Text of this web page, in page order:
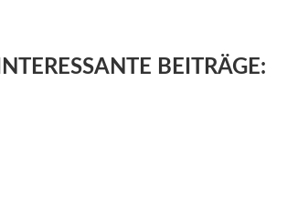
INTERESSANTE BEITRÄGE: